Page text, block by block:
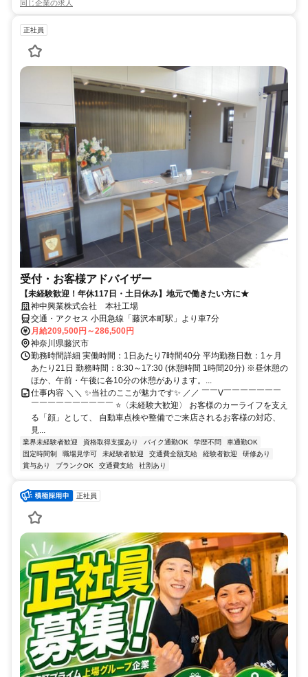
同じ企業の求人
正社員
受付・お客様アドバイザー
【未経験歓迎！年休117日・土日休み】地元で働きたい方に★
神中興業株式会社 本社工場
交通・アクセス 小田急線「藤沢本町駅」より車7分
月給209,500円～286,500円
神奈川県藤沢市
勤務時間詳細 実働時間：1日あたり7時間40分 平均勤務日数：1ヶ月
あたり21日 勤務時間：8:30～17:30 (休憩時間 1時間20分) ※昼休憩の
ほか、午前・午後に各10分の休憩があります。...
仕事内容 ＼＼ ✨当社のここが魅力です✨ ／／ ￣￣V￣￣￣￣￣￣￣
￣￣￣￣￣￣￣￣￣￣ ⭐〈未経験大歓迎〉 お客様のカーライフを支え
る「顔」として、 自動車点検や整備でご来店されるお客様の対応、
見...
業界未経験者歓迎 資格取得支援あり バイク通勤OK 学歴不問
車通勤OK
固定時間制
職場見学可 未経験者歓迎 交通費全額支給 経験者歓迎
研修あり
賞与あり
ブランクOK 交通費支給 社割あり
正社員